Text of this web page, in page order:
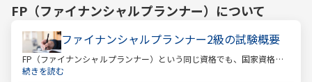
FP（ファイナンシャルプランナー） について
ファイナンシャルプランナー2級の試験概要
FP（ファイナンシャルプランナー）という同じ資格でも、国家資格と
民間資格の2種類にわかれています。
続きを読む